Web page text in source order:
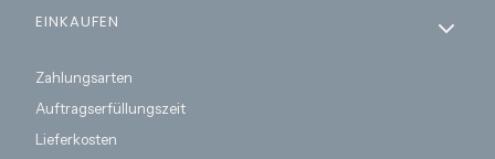
Fußzeilenmenü
EINKAUFEN
Zahlungsarten
Auftragserfüllungszeit
Lieferkosten